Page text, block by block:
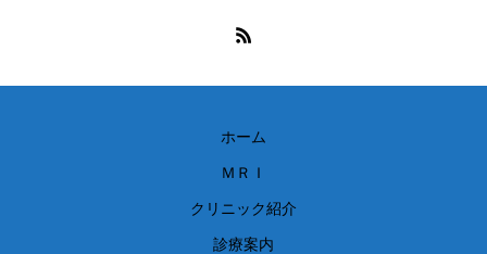
ホーム
ＭＲＩ
クリニック紹介
診療案内